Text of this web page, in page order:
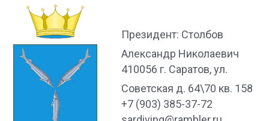
Президент: Столбов
Александр Николаевич
410056 г. Саратов, ул.
Советская д. 64\70 кв. 158
+7 (903) 385-37-72